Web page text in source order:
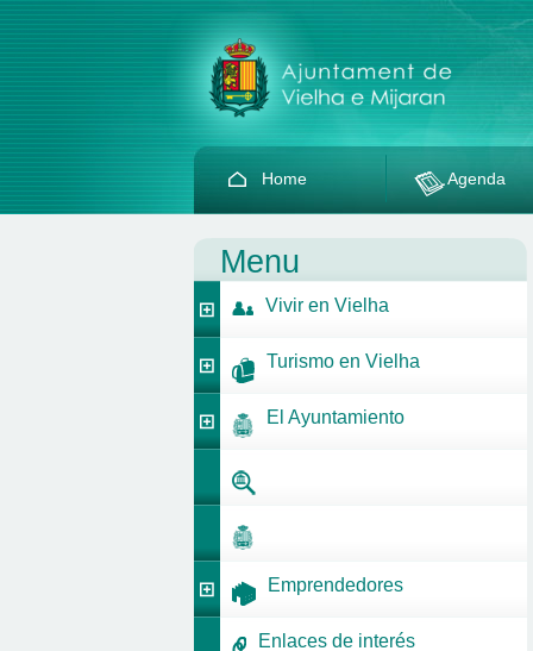
Home Agenda
Menu
Vivir en Vielha
Turismo en Vielha
El Ayuntamiento
Emprendedores
Enlaces de interés